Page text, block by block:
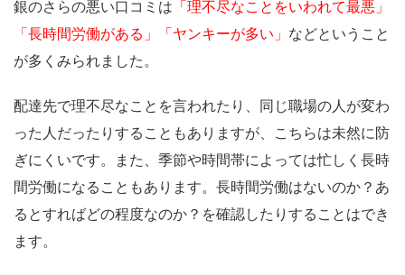
銀のさらの悪い口コミは 「理不尽なことをいわれて最悪」
「長時間労働がある」「ヤンキーが多い」 などということ
が多くみられました。
配達先で理不尽なことを言われたり、同じ職場の人が変わ
った人だったりすることもありますが、こちらは未然に防
ぎにくいです。また、季節や時間帯によっては忙しく長時
間労働になることもあります。長時間労働はないのか？あ
るとすればどの程度なのか？を確認したりすることはでき
ます。